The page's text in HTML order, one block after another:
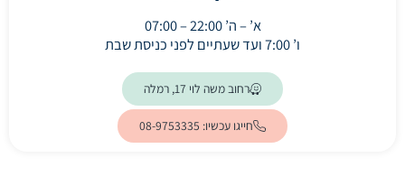
א’ – ה’ 22:00 – 07:00
ו’ 7:00 ועד שעתיים לפני כניסת שבת
רחוב משה לוי 17, רמלה (ייפתח בלשונית חדשה)
חייגו עכשיו: 08-9753335